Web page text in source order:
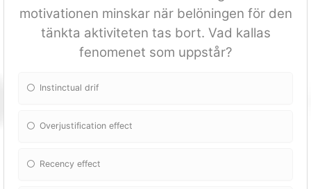
motivationen minskar när belöningen för den
tänkta aktiviteten tas bort. Vad kallas
fenomenet som uppstår?
Instinctual drif
Overjustification effect
Recency effect